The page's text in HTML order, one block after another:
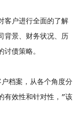
户进行全面的了解
背景、财务状况、历
债策略。
档案，从各个角度分
有效性和针对性，”该